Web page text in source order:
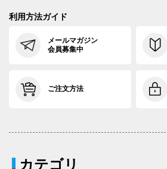
利用方法ガイド
メールマガジン
会員募集中
ご注文方法
カテゴリ